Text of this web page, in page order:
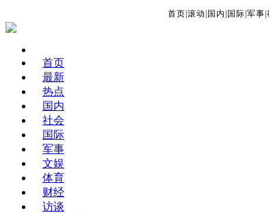
首页 滚动 国内 国际 军事
首页
最新
热点
国内
社会
国际
军事
文娱
体育
财经
访谈